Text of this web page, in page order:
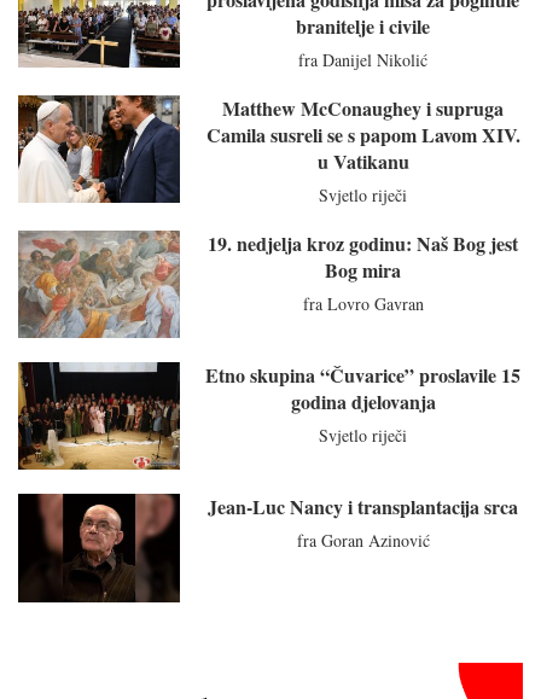
branitelje i civile
fra Danijel Nikolić
Matthew McConaughey i supruga
Camila susreli se s papom Lavom XIV.
u Vatikanu
Svjetlo riječi
19. nedjelja kroz godinu: Naš Bog jest
Bog mira
fra Lovro Gavran
Etno skupina “Čuvarice” proslavile 15
godina djelovanja
Svjetlo riječi
Jean-Luc Nancy i transplantacija srca
fra Goran Azinović